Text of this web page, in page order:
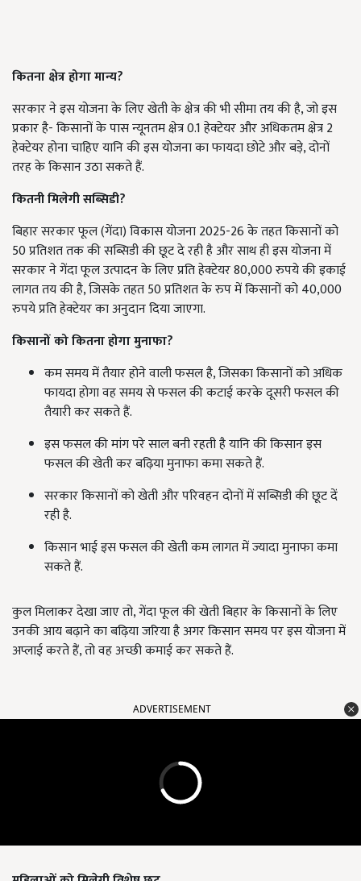
कितनाक्षेत्रहोगामान्य?
सरकार ने इस योजना के लिए खेती के क्षेत्र की भी सीमा तय की है, जो इस
प्रकार है- किसानों के पास न्यूनतम क्षेत्र 0.1 हेक्टेयर और अधिकतम क्षेत्र 2
हेक्टेयर होना चाहिए यानि की इस योजना का फायदा छोटे और बड़े, दोनों
तरह के किसान उठा सकते हैं.
कितनी मिलेगी सब्सिडी?
बिहार सरकार फूल (गेंदा) विकास योजना 2025-26 के तहत किसानों को
50 प्रतिशत तक की सब्सिडी की छूट दे रही है और साथ ही इस योजना में
सरकार ने गेंदा फूल उत्पादन के लिए प्रति हेक्टेयर 80,000 रुपये की इकाई
लागत तय की है, जिसके तहत 50 प्रतिशत के रुप में किसानों को 40,000
रुपये प्रति हेक्टेयर का अनुदान दिया जाएगा.
किसानों को कितना होगा मुनाफा?
कम समय में तैयार होने वाली फसल है, जिसका किसानों को अधिक
फायदा होगा वह समय से फसल की कटाई करके दूसरी फसल की
तैयारी कर सकते हैं.
इस फसल की मांग परे साल बनी रहती है यानि की किसान इस
फसल की खेती कर बढ़िया मुनाफा कमा सकते हैं.
सरकार किसानों को खेती और परिवहन दोनों में सब्सिडी की छूट दें
रही है.
किसान भाई इस फसल की खेती कम लागत में ज्यादा मुनाफा कमा
सकते हैं.
कुल मिलाकर देखा जाए तो, गेंदा फूल की खेती बिहार के किसानों के लिए
उनकी आय बढ़ाने का बढ़िया जरिया है अगर किसान समय पर इस योजना में
अप्लाई करते हैं, तो वह अच्छी कमाई कर सकते हैं.
ADVERTISEMENT